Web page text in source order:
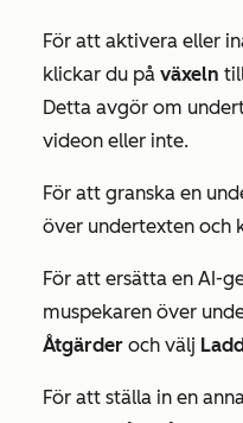
För att aktivera eller
klickar du på växeln
Detta avgör om
videon eller inte.
För att granska en
över undertexten och
För att ersätta en AI-
muspekaren över
Åtgärder och välj
För att ställa in en